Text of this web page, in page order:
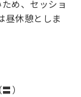
め、セッショ
昼休憩としま
）